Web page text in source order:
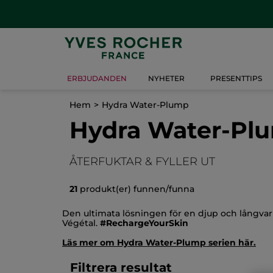
ERBJUDANDEN NYHETER PRESENTTIPS
Hem Hydra Water-Plump
Hydra Water-
ÅTERFUKTAR & FYLLER UT
21 produkt(er) funnen/funna
Den ultimata lösningen för en djup och
Végétal. #RechargeYourSkin
Läs mer om Hydra Water-Plump serien här.
Filtrera resultat